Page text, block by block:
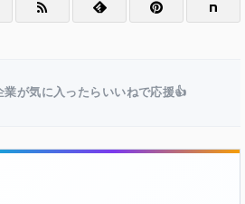
業が気に入ったらいいねで応援👍